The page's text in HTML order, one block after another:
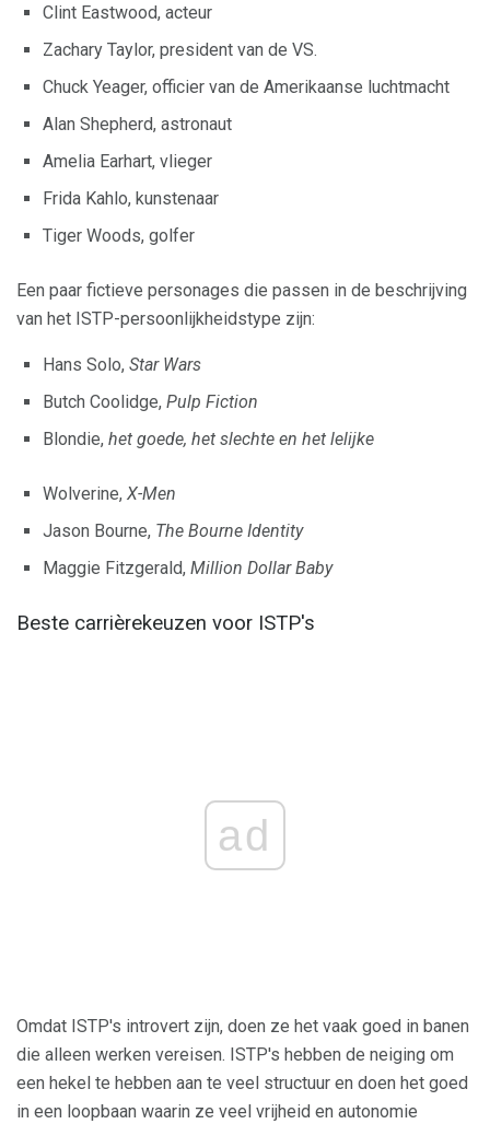
Clint Eastwood, acteur
Zachary Taylor, president van de VS.
Chuck Yeager, officier van de Amerikaanse luchtmacht
Alan Shepherd, astronaut
Amelia Earhart, vlieger
Frida Kahlo, kunstenaar
Tiger Woods, golfer
Een paar fictieve personages die passen in de beschrijving
van het ISTP-persoonlijkheidstype zijn:
Hans Solo, Star Wars
Butch Coolidge, Pulp Fiction
Blondie, het goede, het slechte en het lelijke
Wolverine, X-Men
Jason Bourne, The Bourne Identity
Maggie Fitzgerald, Million Dollar Baby
Beste carrièrekeuzen voor ISTP's
ad
Omdat ISTP's introvert zijn, doen ze het vaak goed in banen
die alleen werken vereisen. ISTP's hebben de neiging om
een ​​hekel te hebben aan te veel structuur en doen het goed
in een loopbaan waarin ze veel vrijheid en autonomie